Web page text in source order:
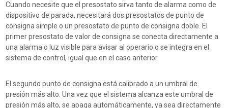
Cuando necesite que el presostato sirva tanto de alarma como de
dispositivo de parada, necesitará dos presostatos de punto de
consigna simple o un presostato de punto de consigna doble. El
primer presostato de valor de consigna seconecta directamente a
una alarma o luz visible para avisar al operario o se integra en el
sistema de control, igual queen el caso anterior.
Elsegundo punto de consigna está calibrado a un umbral de
presión más alto. Una vez que el sistema alcanza este umbral de
presión más alto, se apaga automáticamente, ya sea directamente